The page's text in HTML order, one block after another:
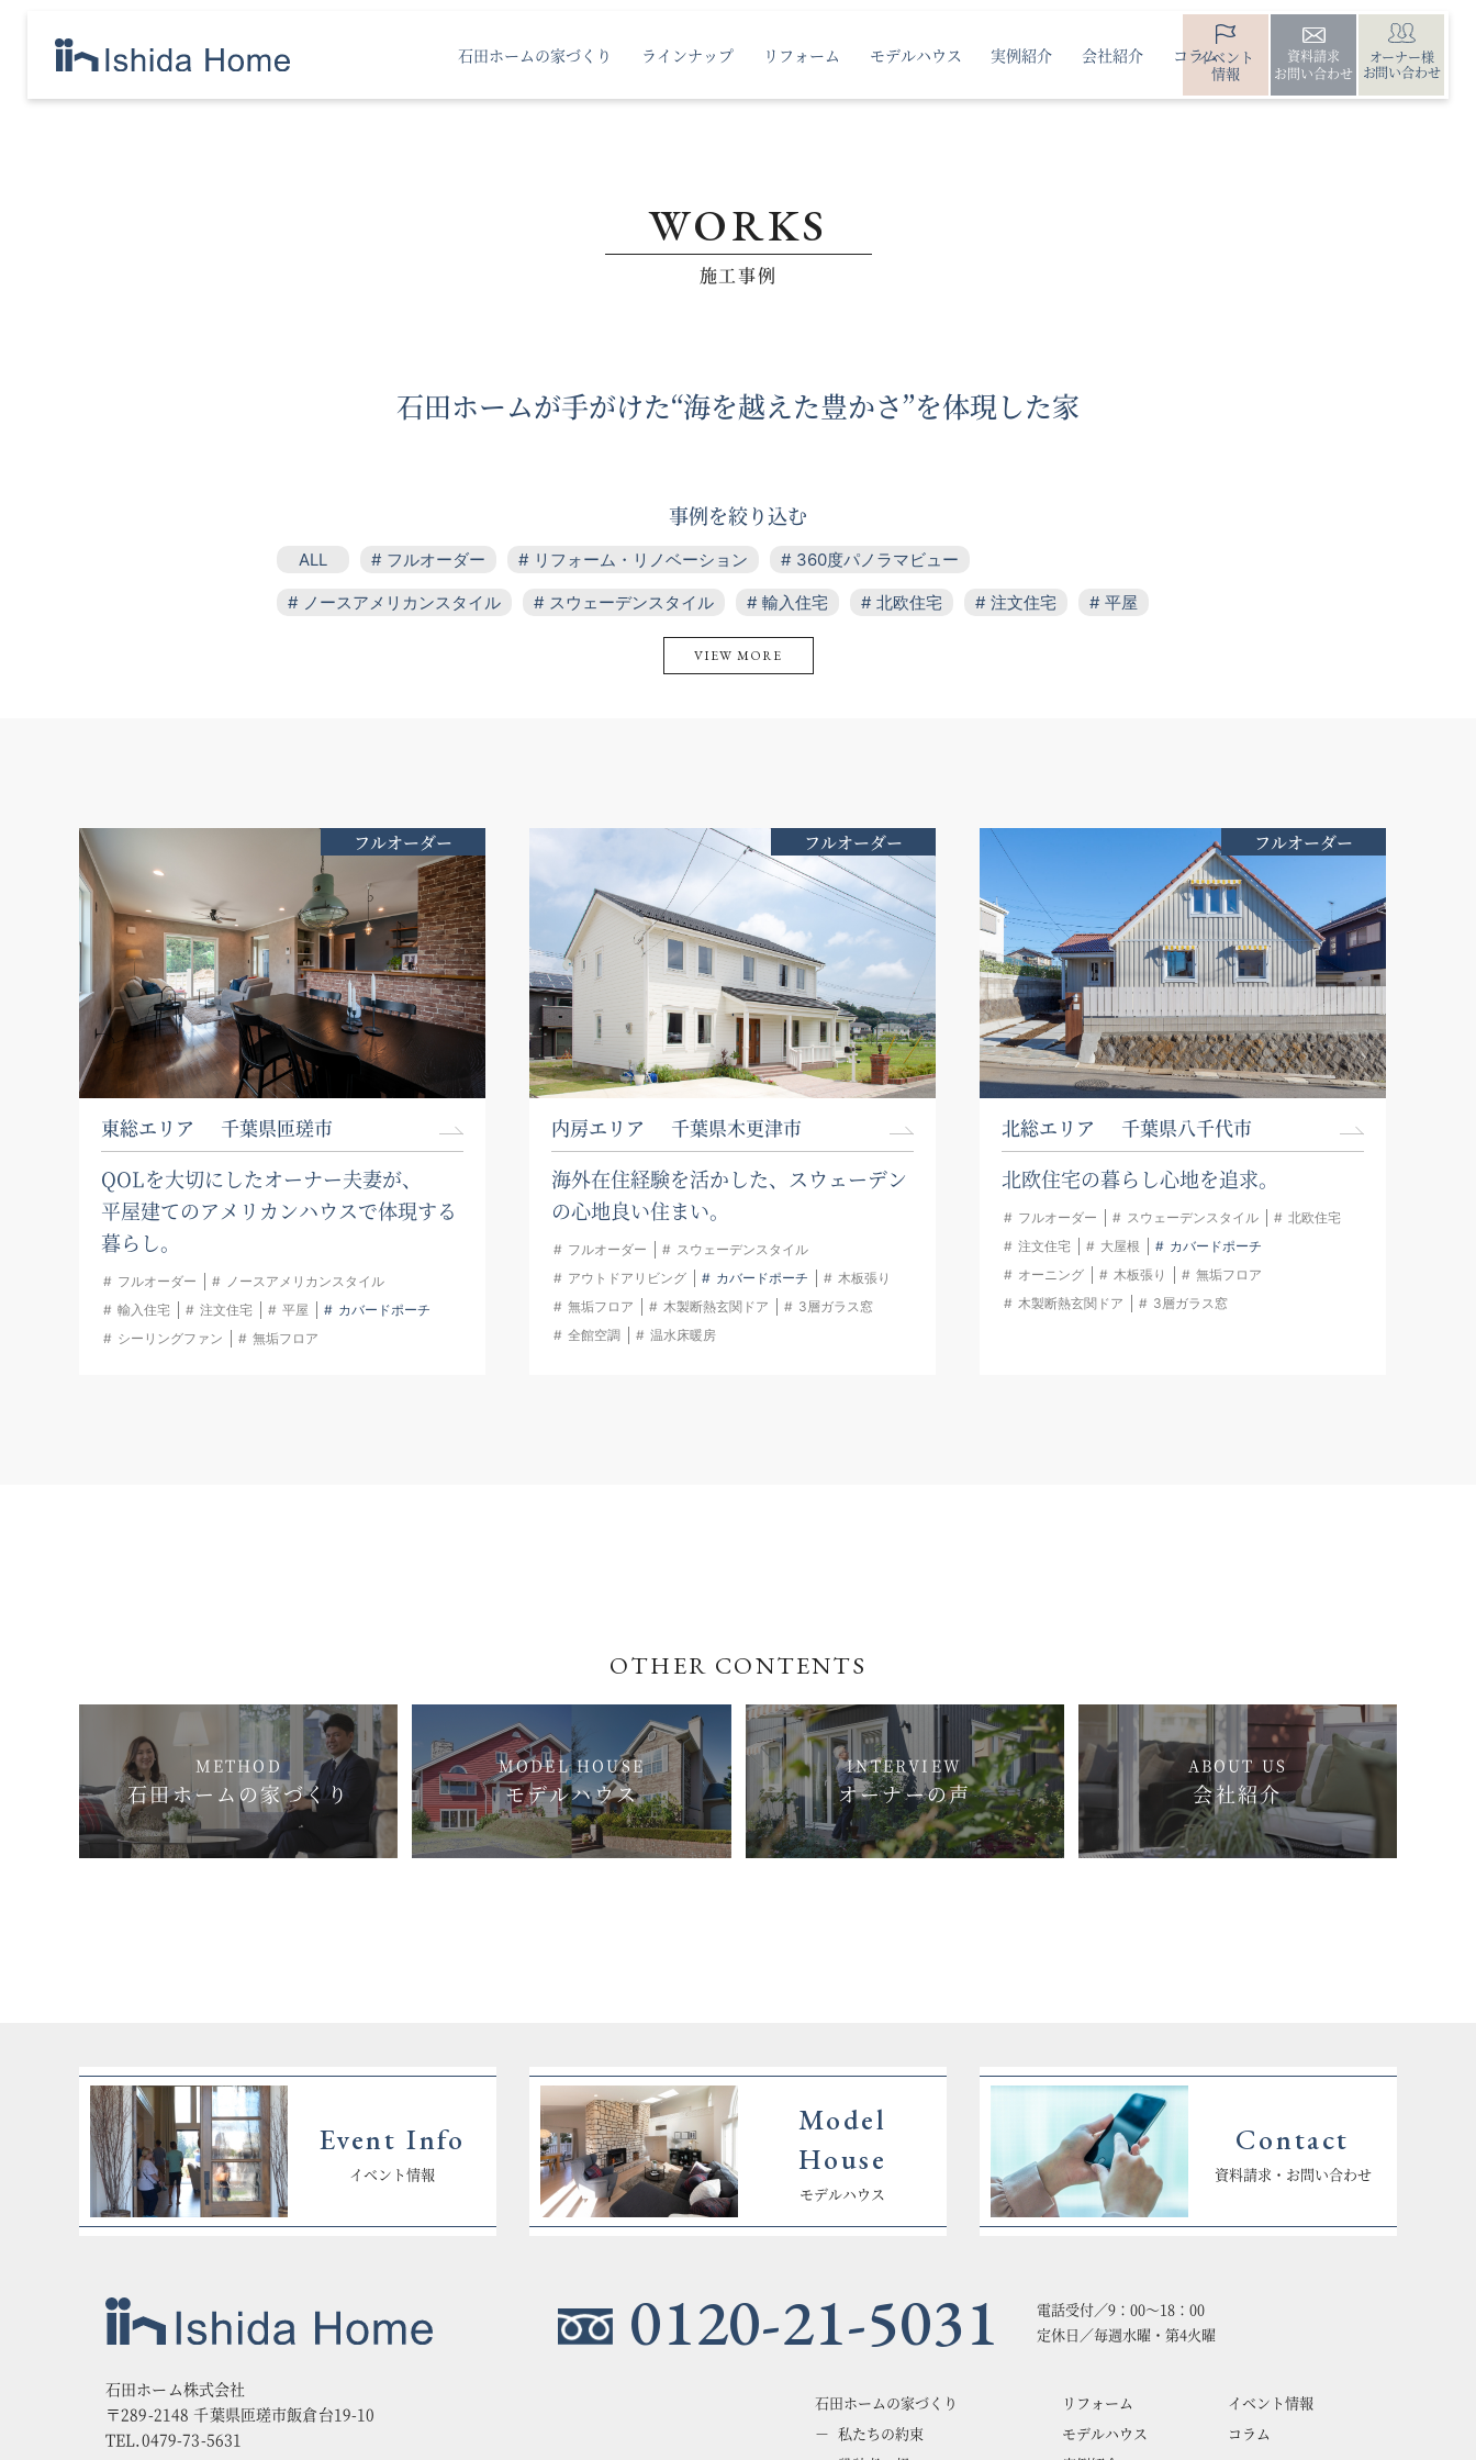
石田ホームの家づくり ラインナップ リフォーム モデルハウス 実例紹介 会社紹介 コラムイベント
情報
資料請求
お問い合わせ
オーナー様
お問い合わせ
WORKS
施工事例
石田ホームが手がけた“海を越えた豊かさ”を体現した家
事例を絞り込む
ALL フルオーダー リフォーム・リノベーション 360度パノラマビュー
ノースアメリカンスタイル スウェーデンスタイル 輸入住宅 北欧住宅 注文住宅 平屋
アウトドアリビング
フルオーダー
東総エリア 千葉県匝瑳市
QOLを大切にしたオーナー夫妻が、
平屋建てのアメリカンハウスで体現する
暮らし。
フルオーダー
ノースアメリカンスタイル
輸入住宅
注文住宅 平屋
カバードポーチ
シーリングファン
無垢フロア
フルオーダー
内房エリア 千葉県木更津市
海外在住経験を活かした、 スウェーデン
の心地良い住まい。
フルオーダー
スウェーデンスタイル
アウトドアリビング
カバードポーチ
木板張り
無垢フロア
木製断熱玄関ドア
3層ガラス窓
全館空調
温水床暖房
フルオーダー
北総エリア 千葉県八千代市
北欧住宅の暮らし心地を追求。
フルオーダー スウェーデンスタイル
北欧住宅
注文住宅
大屋根
カバードポーチ
オーニング
木板張り
無垢フロア
木製断熱玄関ドア
3層ガラス窓
OTHER CONTENTS
METHOD
石田ホームの家づくり
MODEL HOUSE
モデルハウス
INTERVIEW
オーナーの声
ABOUT US
会社紹介
Event Info
イベント情報
Model
House
モデルハウス
Contact
資料請求・お問い合わせ
石田ホーム株式会社
〒289-2148 千葉県匝瑳市飯倉台19-10
TEL.0479-73-5631
0120-21-5031
電話受付／9：00〜18：00
定休日／毎週水曜・第4火曜
石田ホームの家づくり
私たちの約束
リフォーム
モデルハウス
イベント情報
コラム